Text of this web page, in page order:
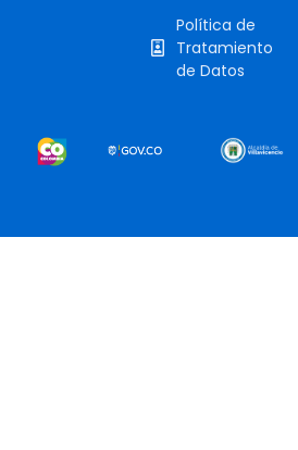
Política de
Tratamiento
de Datos